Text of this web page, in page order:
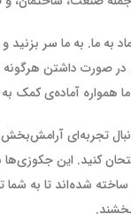
به ما. به ما سر بزنید
صورت داشتن هرگونه
همواره آماده‌ی کمک
تجربه‌ای
کنید. این جکوزی‌ها با
شده‌اند تا به شما